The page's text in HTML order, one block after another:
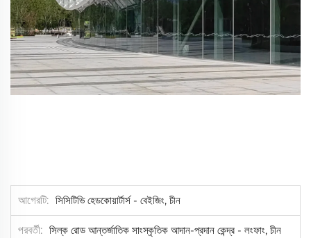
আগেরটি সিসিটিভি হেডকোয়ার্টার্স - বেইজিং, চীন
পরবর্তী সিল্ক রোড আন্তর্জাতিক সাংস্কৃতিক আদান-প্রদান কেন্দ্র - লংফাং, চীন